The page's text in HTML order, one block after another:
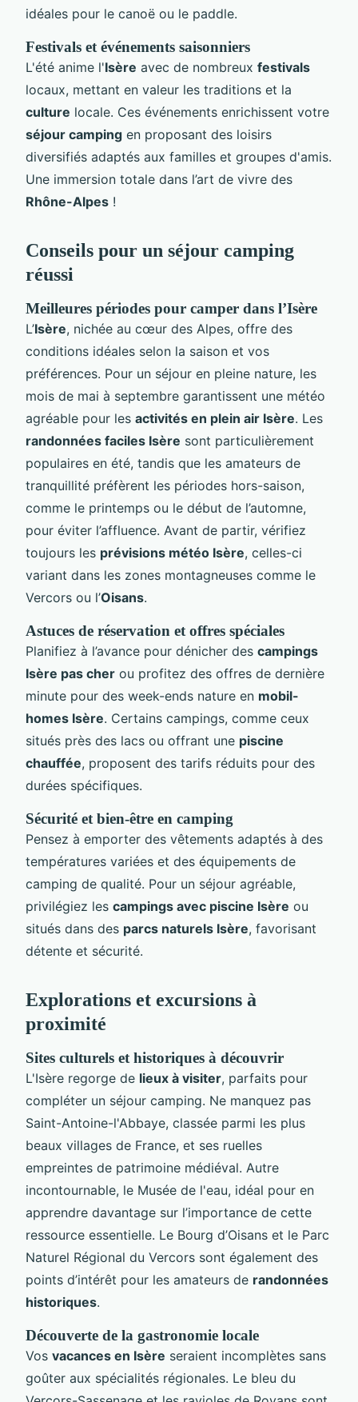
idéales pour le canoë ou le paddle.
Festivals et événements saisonniers
L'été anime l'Isère avec de nombreux festivals
locaux, mettant en valeur les traditions et la
culture locale. Ces événements enrichissent votre
séjour camping en proposant des loisirs
diversifiés adaptés aux familles et groupes d'amis.
Une immersion totale dans l’art de vivre des
Rhône-Alpes !
Conseils pour un séjour camping
réussi
Meilleures périodes pour camper dans l’Isère
L’Isère, nichée au cœur des Alpes, offre des
conditions idéales selon la saison et vos
préférences. Pour un séjour en pleine nature, les
mois de mai à septembre garantissent une météo
agréable pour les activités en plein air Isère. Les
randonnées faciles Isère sont particulièrement
populaires en été, tandis que les amateurs de
tranquillité préfèrent les périodes hors-saison,
comme le printemps ou le début de l’automne,
pour éviter l’affluence. Avant de partir, vérifiez
toujours les prévisions météo Isère, celles-ci
variant dans les zones montagneuses comme le
Vercors ou l’Oisans.
Astuces de réservation et offres spéciales
Planifiez à l’avance pour dénicher des campings
Isère pas cher ou profitez des offres de dernière
minute pour des week-ends nature en mobil-
homes Isère. Certains campings, comme ceux
situés près des lacs ou offrant une piscine
chauffée, proposent des tarifs réduits pour des
durées spécifiques.
Sécurité et bien-être en camping
Pensez à emporter des vêtements adaptés à des
températures variées et des équipements de
camping de qualité. Pour un séjour agréable,
privilégiez les campings avec piscine Isère ou
situés dans des parcs naturels Isère, favorisant
détente et sécurité.
Explorations et excursions à
proximité
Sites culturels et historiques à découvrir
L'Isère regorge de lieux à visiter, parfaits pour
compléter un séjour camping. Ne manquez pas
Saint-Antoine-l'Abbaye, classée parmi les plus
beaux villages de France, et ses ruelles
empreintes de patrimoine médiéval. Autre
incontournable, le Musée de l'eau, idéal pour en
apprendre davantage sur l’importance de cette
ressource essentielle. Le Bourg d’Oisans et le Parc
Naturel Régional du Vercors sont également des
points d’intérêt pour les amateurs de randonnées
historiques.
Découverte de la gastronomie locale
Vos vacances en Isère seraient incomplètes sans
goûter aux spécialités régionales. Le bleu du